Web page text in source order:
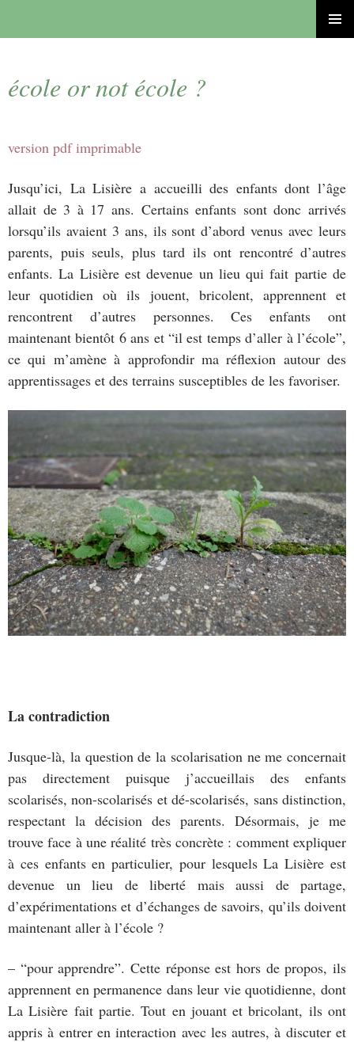
école or not école ?
version pdf imprimable
Jusqu’ici, La Lisière a accueilli des enfants dont l’âge
allait de 3 à 17 ans. Certains enfants sont donc arrivés
lorsqu’ils avaient 3 ans, ils sont d’abord venus avec leurs
parents, puis seuls, plus tard ils ont rencontré d’autres
enfants. La Lisière est devenue un lieu qui fait partie de
leur quotidien où ils jouent, bricolent, apprennent et
rencontrent d’autres personnes. Ces enfants ont
maintenant bientôt 6 ans et “il est temps d’aller à l’école”,
ce qui m’amène à approfondir ma réflexion autour des
apprentissages et des terrains susceptibles de les favoriser.
La contradiction
Jusque-là, la question de la scolarisation ne me concernait
pas directement puisque j’accueillais des enfants
scolarisés, non-scolarisés et dé-scolarisés, sans distinction,
respectant la décision des parents. Désormais, je me
trouve face à une réalité très concrète : comment expliquer
à ces enfants en particulier, pour lesquels La Lisière est
devenue un lieu de liberté mais aussi de partage,
d’expérimentations et d’échanges de savoirs, qu’ils doivent
maintenant aller à l’école ?
– “pour apprendre”. Cette réponse est hors de propos, ils
apprennent en permanence dans leur vie quotidienne, dont
La Lisière fait partie. Tout en jouant et bricolant, ils ont
appris à entrer en interaction avec les autres, à discuter et